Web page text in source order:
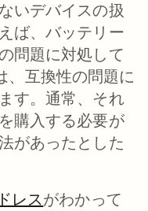
いデバイスの扱
ば、バッテリー
問題に対処して
、互換性の問題に
す。通常、それ
購入する必要が
があったとした
レスがわかって